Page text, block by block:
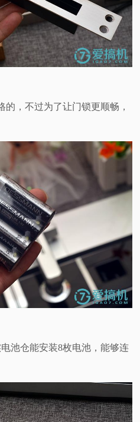
，不过为了让门锁更顺畅，
池仓能安装8枚电池，能够连